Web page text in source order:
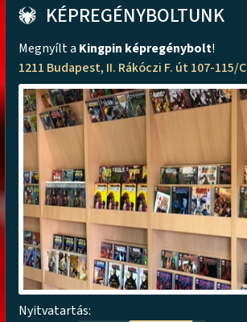
KÉPREGÉNYBOLTUNK
Megnyílt a Kingpin képregénybolt!
1211 Budapest, II. Rákóczi F. út 107-115/C
Nyitvatartás: